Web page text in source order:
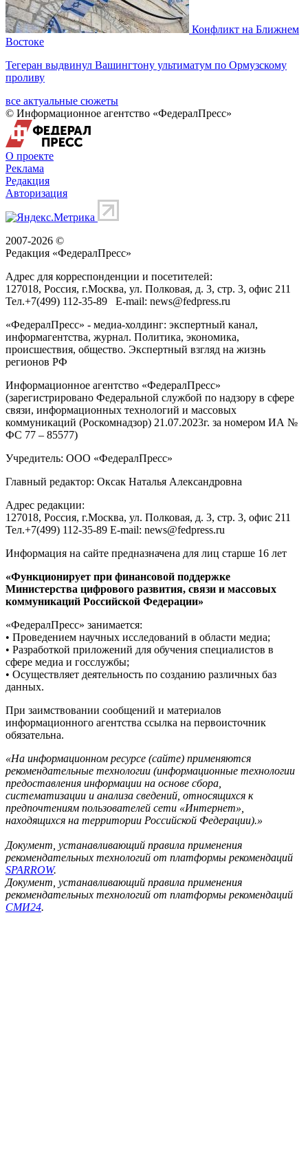
Конфликт на Ближнем
Востоке
Тегеран выдвинул Вашингтону ультиматум по Ормузскому
проливу
все актуальные сюжеты
© Информационное агентство «ФедералПресс»
О проекте
Реклама
Редакция
Авторизация
2007-2026 ©
Редакция «ФедералПресс»
Адрес для корреспонденции и посетителей:
127018, Россия, г.Москва, ул. Полковая, д. 3, стр. 3, офис 211
Тел.+7(499) 112-35-89 E-mail: news@fedpress.ru
«ФедералПресс» - медиа-холдинг: экспертный канал,
информагентства, журнал. Политика, экономика,
происшествия, общество. Экспертный взгляд на жизнь
регионов РФ
Информационное агентство «ФедералПресс»
(зарегистрировано Федеральной службой по надзору в сфере
связи, информационных технологий и массовых
коммуникаций (Роскомнадзор) 21.07.2023г. за номером ИА №
ФС 77 – 85577)
Учредитель: ООО «ФедералПресс»
Главный редактор: Оксак Наталья Александровна
Адрес редакции:
127018, Россия, г.Москва, ул. Полковая, д. 3, стр. 3, офис 211
Тел.+7(499) 112-35-89 E-mail: news@fedpress.ru
Информация на сайте предназначена для лиц старше 16 лет
«Функционирует при финансовой поддержке
Министерства цифрового развития, связи и массовых
коммуникаций Российской Федерации»
«ФедералПресс» занимается:
• Проведением научных исследований в области медиа;
• Разработкой приложений для обучения специалистов в
сфере медиа и госслужбы;
• Осуществляет деятельность по созданию различных баз
данных.
При заимствовании сообщений и материалов
информационного агентства ссылка на первоисточник
обязательна.
«На информационном ресурсе (сайте) применяются
рекомендательные технологии (информационные технологии
предоставления информации на основе сбора,
систематизации и анализа сведений, относящихся к
предпочтениям пользователей сети «Интернет»,
находящихся на территории Российской Федерации).»
Документ, устанавливающий правила применения
рекомендательных технологий от платформы рекомендаций
SPARROW.
Документ, устанавливающий правила применения
рекомендательных технологий от платформы рекомендаций
СМИ24.